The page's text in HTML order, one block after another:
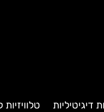
דיגיטיליות